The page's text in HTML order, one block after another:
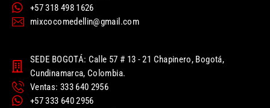
+57 318 498 1626
mixcocomedellin@gmail.com
SEDE BOGOTÁ: Calle 57 # 13 - 21 Chapinero, Bogotá,
Cundinamarca, Colombia.
Ventas: 333 640 2956
+57 333 640 2956